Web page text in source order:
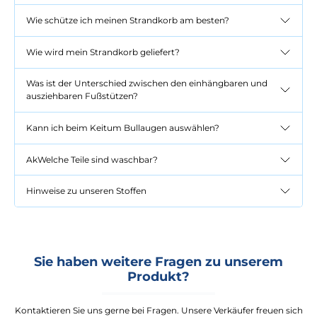
Wie schütze ich meinen Strandkorb am besten?
Wie wird mein Strandkorb geliefert?
Was ist der Unterschied zwischen den einhängbaren und
ausziehbaren Fußstützen?
Kann ich beim Keitum Bullaugen auswählen?
AkWelche Teile sind waschbar?
Hinweise zu unseren Stoffen
Sie haben weitere Fragen zu unserem
Produkt?
Kontaktieren Sie uns gerne bei Fragen. Unsere Verkäufer freuen sich